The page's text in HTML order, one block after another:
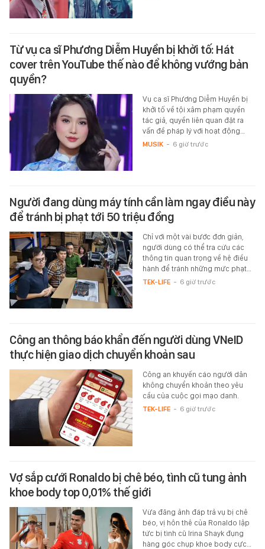
Từ vụ ca sĩ Phương Diễm Huyền bị khởi tố: Hát
cover trên YouTube thế nào để không vướng bản
quyền?
Vụ ca sĩ Phương Diễm Huyền bị
khởi tố về tội xâm phạm quyền
tác giả, quyền liên quan đặt ra
vấn đề pháp lý với hoạt động…
MUSIK - 6 giờ trước
Người đang dùng máy tính cần làm ngay điều này
để tránh bị phạt tới 50 triệu đồng
Chỉ với một vài bước đơn giản,
người dùng có thể tra cứu các
thông tin quan trọng về hệ điều
hành để tránh những mức phạt…
TEK-LIFE - 6 giờ trước
Công an thông báo khẩn đến người dùng VNeID
thực hiện giao dịch chuyển khoản sau
Công an khuyến cáo người dân
không chuyển khoản theo yêu
cầu của cuộc gọi mạo danh.
TEK-LIFE - 6 giờ trước
Vợ sắp cưới Ronaldo bị chê béo, tình cũ tung ảnh
khoe body top 0,01% thế giới
Vừa đăng ảnh đáp trả vụ bị chê
béo, vị hôn thê của Ronaldo lập
tức bị tình cũ Irina Shayk đụng
hàng góc chụp khoe body cực…